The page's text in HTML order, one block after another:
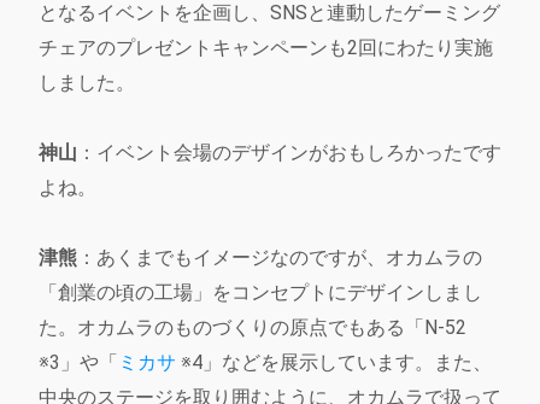
となるイベントを企画し、SNSと連動したゲーミング
チェアのプレゼントキャンペーンも2回にわたり実施
しました。
神山 ：イベント会場のデザインがおもしろかったです
よね。
津熊 ：あくまでもイメージなのですが、オカムラの
「創業の頃の工場」をコンセプトにデザインしまし
た。オカムラのものづくりの原点でもある「N-52
※3」や「 ミカサ ※4」などを展示しています。また、
中央のステージを取り囲むように、オカムラで扱って